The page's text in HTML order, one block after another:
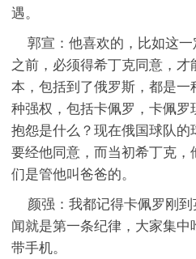
遇。
郭宣：他喜欢的，比如这一
之前，必须得希丁克同意，才
本，包括到了俄罗斯，都是
种强权，包括卡佩罗，卡佩
抱怨是什么？现在俄国球队
要经他同意，而当初希丁克，
们是管他叫爸爸的。
颜强：我都记得卡佩罗刚到
闻就是第一条纪律，大家集
带手机。